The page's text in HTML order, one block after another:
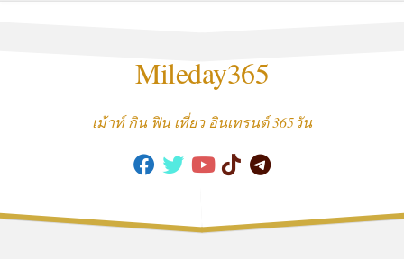
Mileday365
เม้าท์ กิน ฟิน เที่ยว อินเทรนด์ 365วัน